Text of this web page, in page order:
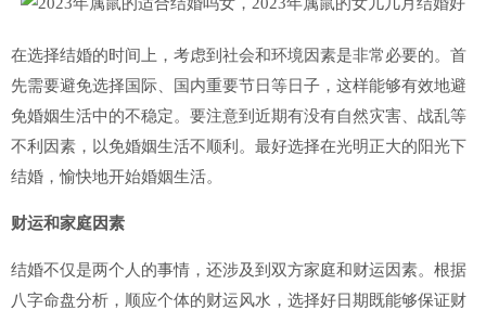
在选择结婚的时间上，考虑到社会和环境因素是非常必要的。首
先需要避免选择国际、国内重要节日等日子，这样能够有效地避
免婚姻生活中的不稳定。要注意到近期有没有自然灾害、战乱等
不利因素，以免婚姻生活不顺利。最好选择在光明正大的阳光下
结婚，愉快地开始婚姻生活。
财运和家庭因素
结婚不仅是两个人的事情，还涉及到双方家庭和财运因素。根据
八字命盘分析，顺应个体的财运风水，选择好日期既能够保证财